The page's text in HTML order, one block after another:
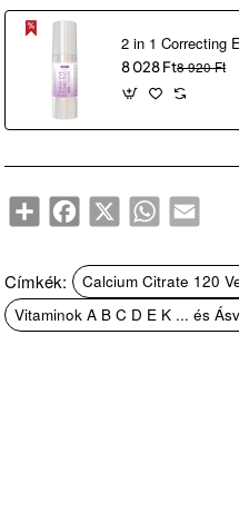
8 028 Ft8 920 Ft
ShareFacebook
X WhatsAppEmail
Címkék: Calcium Citrate 120
Vitaminok A B C D E K ... és